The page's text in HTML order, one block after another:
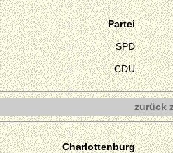
Partei
SPD
CDU
zurück
Charlottenburg